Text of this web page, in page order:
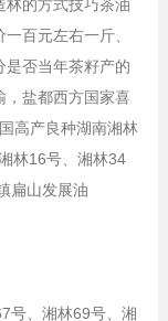
林的方式技巧茶油
百元左右一斤、
是否当年茶籽产的
，盐都西方国家喜
高产良种湖南湘林
林16号、湘林34
号、湘林69号、湘